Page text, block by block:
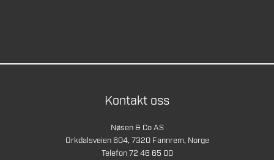
Kontakt oss
Nøsen & Co AS
Orkdalsveien 604, 7320 Fannrem, Norge
Telefon 72 46 65 00